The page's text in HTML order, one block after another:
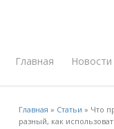
Главная Новости
Главная » Статьи » Что
разный, как